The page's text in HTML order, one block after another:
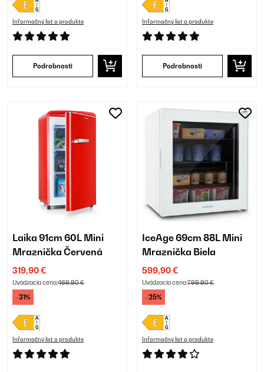
Informačný list o produkte
Podrobnosti
Informačný list o produkte
Podrobnosti
Laika 91cm 60L Mini
Mraznička Červená
319,90 €
Uvádzacia cena:469,90 €
-31%
Informačný list o produkte
IceAge 69cm 88L Mini
Mraznička Biela
599,90 €
Uvádzacia cena:799,90 €
-25%
Informačný list o produkte